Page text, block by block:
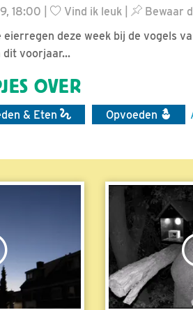
18:00 | Vind ik leuk Bewaar
deze week bij de vogels
dit voorjaar...
OVER
& Eten Opvoeden